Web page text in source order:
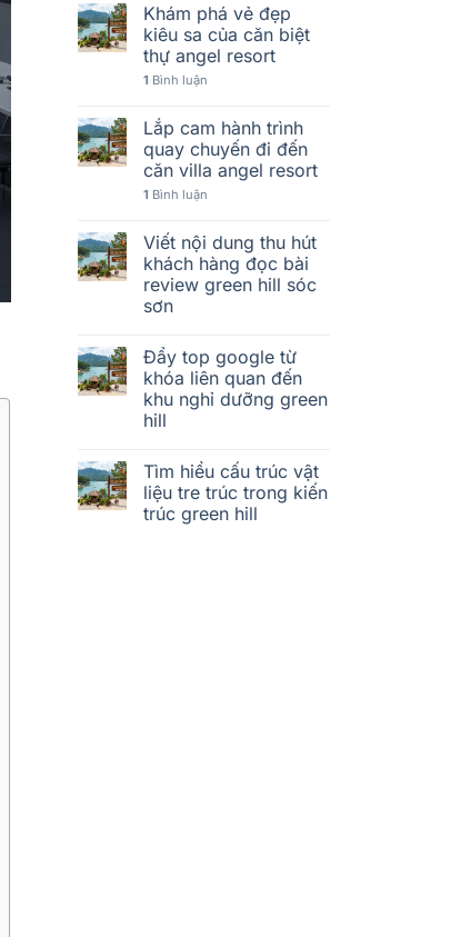
Khám phá vẻ đẹp
kiêu sa của căn biệt
thự angel resort
1 Bình luận
Lắp cam hành trình
quay chuyến đi đến
căn villa angel resort
1 Bình luận
Viết nội dung thu hút
khách hàng đọc bài
review green hill sóc
sơn
Đẩy top google từ
khóa liên quan đến
khu nghỉ dưỡng green
hill
Tìm hiểu cấu trúc vật
liệu tre trúc trong kiến
trúc green hill